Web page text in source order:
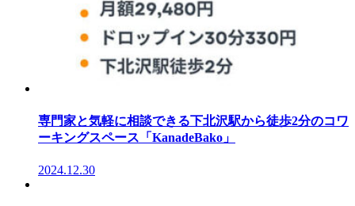
専門家と気軽に相談できる下北沢駅から徒歩2分のコワ
ーキングスペース「KanadeBako」
2024.12.30